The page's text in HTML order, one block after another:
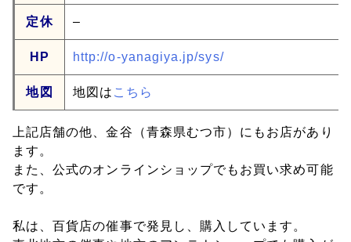
定休 –
HP http://o-yanagiya.jp/sys/
地図 地図は こちら
上記店舗の他、金谷（青森県むつ市）にもお店があり
ます。
また、公式のオンラインショップでもお買い求め可能
です。
私は、百貨店の催事で発見し、購入しています。